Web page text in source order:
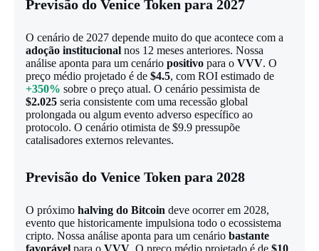
Previsão do Venice Token para 2027
O cenário de 2027 depende muito do que acontece com a
adoção institucional nos 12 meses anteriores. Nossa
análise aponta para um cenário positivo para o VVV. O
preço médio projetado é de $4.5, com ROI estimado de
+350% sobre o preço atual. O cenário pessimista de
$2.025 seria consistente com uma recessão global
prolongada ou algum evento adverso específico ao
protocolo. O cenário otimista de $9.9 pressupõe
catalisadores externos relevantes.
Previsão do Venice Token para 2028
O próximo halving do Bitcoin deve ocorrer em 2028,
evento que historicamente impulsiona todo o ecossistema
cripto. Nossa análise aponta para um cenário bastante